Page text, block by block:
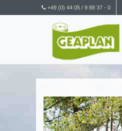
+49 (0) 44 05 / 9 88 37 - 0